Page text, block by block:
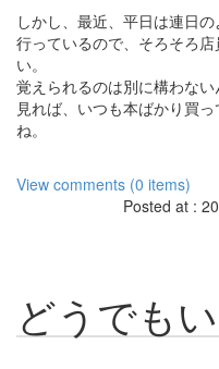
しかし、最近、平日は連日
行っているので、そろそろ
い。
覚えられるのは別に構わな
見れば、いつも本ばかり買
ね。
View comments (0 items)
Posted at :
どうでも